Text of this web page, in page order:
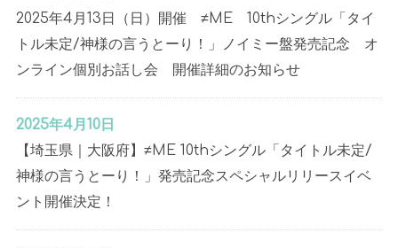
2025年4月13日（日）開催 ≠ME 10thシングル「タイ
トル未定/神様の言うとーり！」ノイミー盤発売記念 オ
ンライン個別お話し会 開催詳細のお知らせ
2025年4月10日
【埼玉県｜大阪府】≠ME 10thシングル「タイトル未定/
神様の言うとーり！」発売記念スペシャルリリースイベ
ント開催決定！